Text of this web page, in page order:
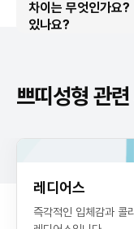
결정되나요?
결정
쁘띠성형 비용은 시술
필러 1cc 12만원~, 코
9~27.9만원, 입술필
원입니다. 콜라겐 부스
점별 차이가 있
유지되나요?
유지
쁘띠성형 효과는 시술
겐 부스터(스컬트라·엘
18~24개월, 윤곽주사
월 지속됩니다. 대사율
해 권장 간격에 맞춰 보
일상생활이 가능한가
가능
네, 쁘띠성형은 대부분
4~48시간 후, 마사
주 후가 일반적인 안내
간 동안은 누운 자세나
얼굴이 부자연스러워
있나요?
부자연스러워질 수
네, 권장 간격보다 짧게
는 6~12개월, 콜라겐
는 4~6주 간격이 일반
은 표정 경직·볼륨 과다
를 확인한 후 다음 시술
차이는 무엇인가요?
무엇
쁘띠성형은 절개 없이
술입니다. 쁘띠성형
분 시술, 시술 직후 일
수술은 회복 1~4주
성형이 적합
쁘띠성형 관련
레디어스
즉각적인 입체감과 콜